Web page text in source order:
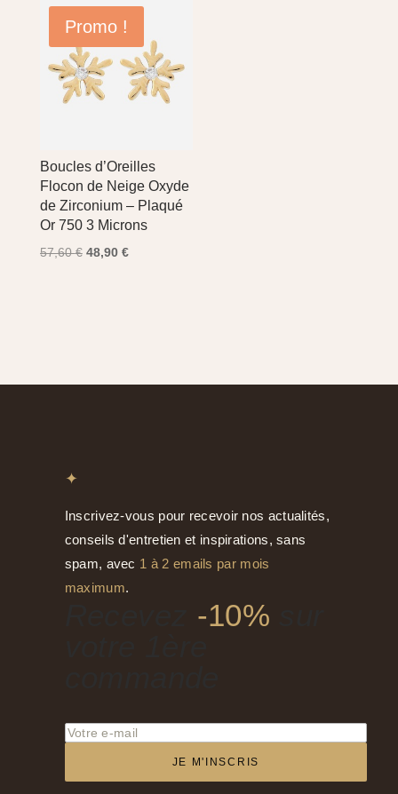
Promo !
Boucles d’Oreilles
Flocon de Neige Oxyde
de Zirconium – Plaqué
Or 750 3 Microns
57,60€ Le
48,90 €Le
✦
Inscrivez-vous pour recevoir nos actualités,
conseils d'entretien et inspirations, sans
spam, avec 1 à 2 emails par mois
maximum.
-10%
JE M'INSCRIS